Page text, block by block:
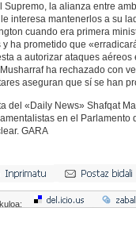
Supremo, la alianza entre
interesa mantenerlos a su
cuando era primera
ha prometido que
a autorizar ataques
ha rechazado con
aseguran que sí se han
del «Daily News» Shafqat
en el Parlamento
GARA